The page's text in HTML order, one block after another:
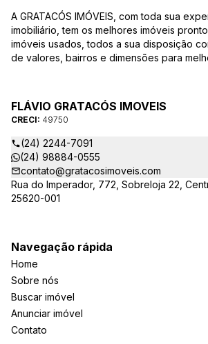
A GRATACÓS IMÓVEIS, com toda sua
imobiliário, tem os melhores imóveis
imóveis usados, todos a sua disposição
de valores, bairros e dimensões para
responder todas as suas dúvidas sobre
terrenos, salas comerciais e outros
FLÁVIO GRATACÓS IMOVEIS
CRECI: 49750
(24) 2244-7091
(24) 98884-0555
contato@gratacosimoveis.com
Rua do Imperador, 772, Sobreloja 22,
25620-001
Navegação rápida
Home
Sobre nós
Buscar imóvel
Anunciar imóvel
Contato